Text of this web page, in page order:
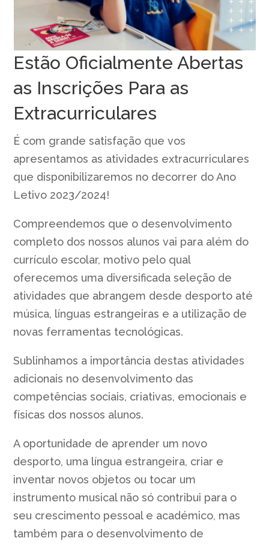
Estão Oficialmente Abertas
as Inscrições Para as
Extracurriculares
É com grande satisfação que vos
apresentamos as atividades extracurriculares
que disponibilizaremos no decorrer do Ano
Letivo 2023/2024!
Compreendemos que o desenvolvimento
completo dos nossos alunos vai para além do
currículo escolar, motivo pelo qual
oferecemos uma diversificada seleção de
atividades que abrangem desde desporto até
música, línguas estrangeiras e a utilização de
novas ferramentas tecnológicas.
Sublinhamos a importância destas atividades
adicionais no desenvolvimento das
competências sociais, criativas, emocionais e
físicas dos nossos alunos.
A oportunidade de aprender um novo
desporto, uma língua estrangeira, criar e
inventar novos objetos ou tocar um
instrumento musical não só contribui para o
seu crescimento pessoal e académico, mas
também para o desenvolvimento de